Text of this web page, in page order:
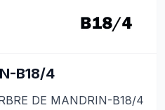
B18/4
DE MANDRIN-B18/4